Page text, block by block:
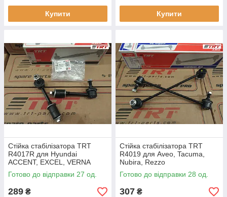
Купити Купити
Стійка стабілізатора TRT
R4017R для Hyundai
ACCENT, EXCEL, VERNA
Готово до відправки 27 од.
289 ₴
Стійка стабілізатора TRT
R4019 для Aveo, Tacuma,
Nubira, Rezzo
Готово до відправки 28 од.
307 ₴